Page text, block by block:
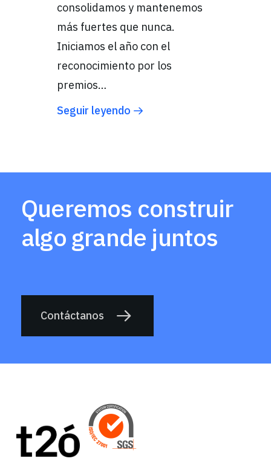
consolidamos y mantenemos
más fuertes que nunca.
Iniciamos el año con el
reconocimiento por los
premios…
Seguir leyendo
Queremos construir
algo grande juntos
Contáctanos